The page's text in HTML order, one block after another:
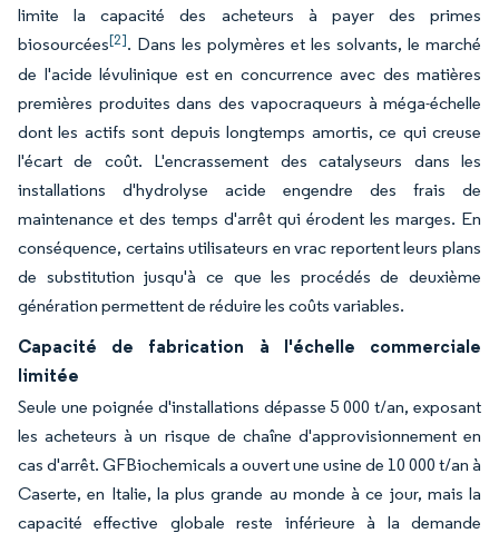
limite la capacité des acheteurs à payer des primes
biosourcées[2]. Dans les polymères et les solvants, le marché
de l'acide lévulinique est en concurrence avec des matières
premières produites dans des vapocraqueurs à méga-échelle
dont les actifs sont depuis longtemps amortis, ce qui creuse
l'écart de coût. L'encrassement des catalyseurs dans les
installations d'hydrolyse acide engendre des frais de
maintenance et des temps d'arrêt qui érodent les marges. En
conséquence, certains utilisateurs en vrac reportent leurs plans
de substitution jusqu'à ce que les procédés de deuxième
génération permettent de réduire les coûts variables.
Capacité de fabrication à l'échelle commerciale
limitée
Seule une poignée d'installations dépasse 5 000 t/an, exposant
les acheteurs à un risque de chaîne d'approvisionnement en
cas d'arrêt. GFBiochemicals a ouvert une usine de 10 000 t/an à
Caserte, en Italie, la plus grande au monde à ce jour, mais la
capacité effective globale reste inférieure à la demande